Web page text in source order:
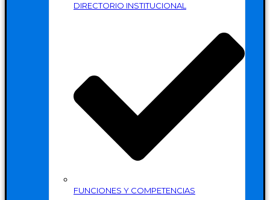
DIRECTORIO INSTITUCIONAL
FUNCIONES Y COMPETENCIAS